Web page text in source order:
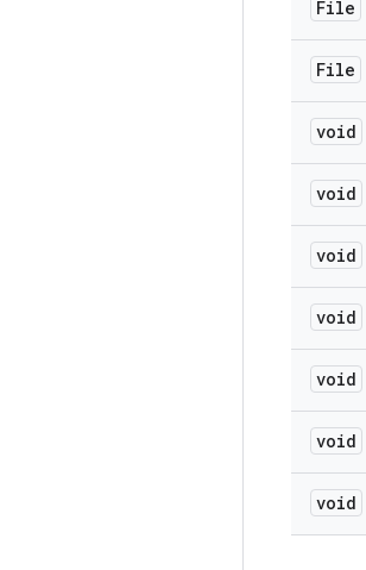
File
File
void
void
void
void
void
void
void